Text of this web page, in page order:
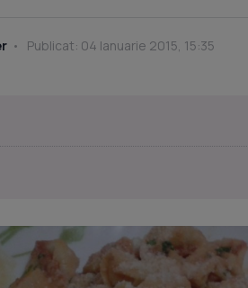
Publicat: 04 Ianuarie 2015, 15:35